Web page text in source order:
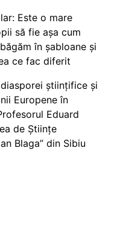
Este o mare
să fie așa cum
în șabloane și
ce fac diferit
științifice și
Europene în
Eduard
de Științe
Blaga” din Sibiu